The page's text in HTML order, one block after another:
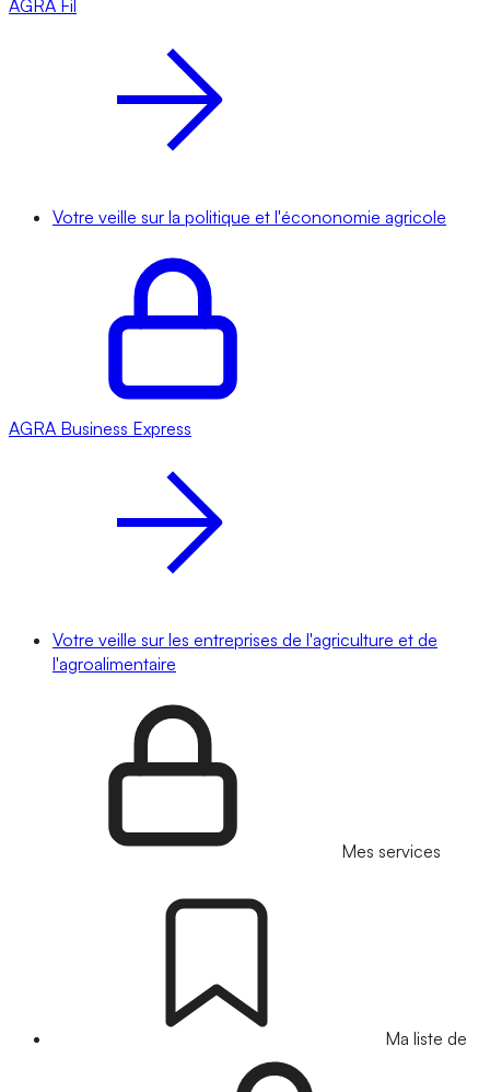
AGRA Fil
Votre veille sur la politique et l'écononomie agricole
AGRA Business Express
Votre veille sur les entreprises de l'agriculture et de
l'agroalimentaire
Mes services
Ma liste de